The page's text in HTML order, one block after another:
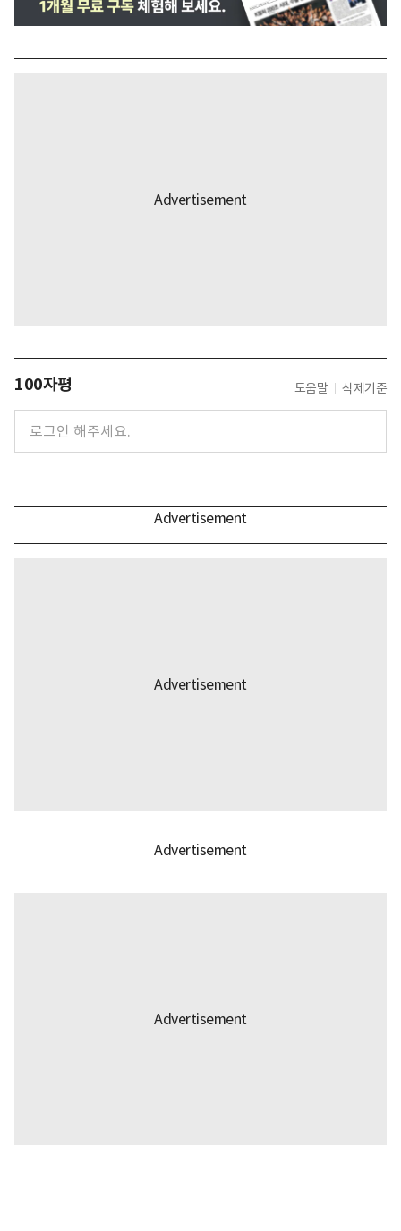
100자평 도움말 삭제기준